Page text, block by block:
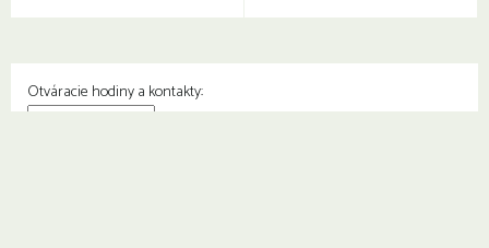
Otváracie hodiny a kontakty: